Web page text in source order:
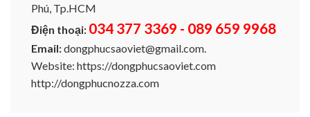
Phú, Tp.HCM
Điện thoại: 034 377 3369 - 089 659 9968
Email:dongphucsaoviet@gmail.com.
Website: https://dongphucsaoviet.com
http://dongphucnozza.com